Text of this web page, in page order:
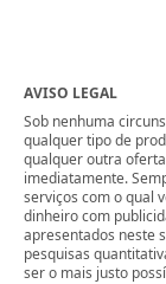
AVISO LEGAL
Sob nenhuma
qualquer tipo de
qualquer outra
imediatamente.
serviços com o qual
dinheiro com
apresentados neste
pesquisas
ser o mais justo